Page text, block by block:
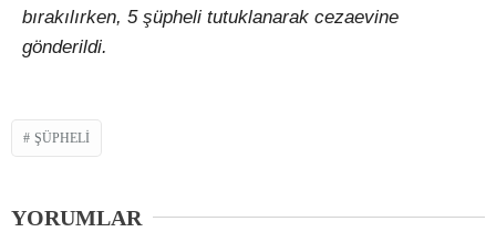
bırakılırken, 5 şüpheli tutuklanarak cezaevine
gönderildi.
ŞÜPHELI
YORUMLAR